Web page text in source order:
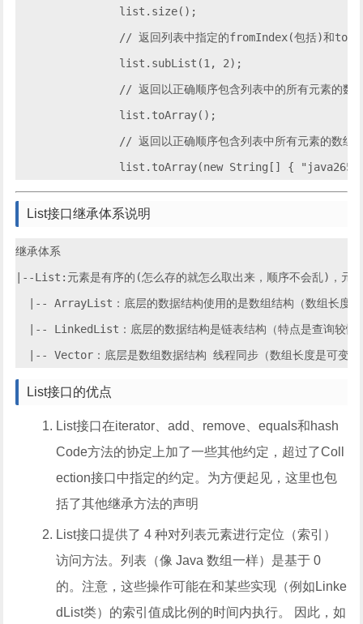
list.toArray(new String[] {
List接口继承体系说明
继承体系
|--List:元素是有序的(怎么存的就怎么取出来，顺序不会乱)，元
|-- ArrayList：底层的数据结构使用的是数组结构（数组长度
|-- LinkedList：底层的数据结构是链表结构（特点是查询较慢
List接口的优点
List接口在iterator、add、remove、equals和hash
Code方法的协定上加了一些其他约定，超过了Coll
ection接口中指定的约定。为方便起见，这里也包
括了其他继承方法的声明
List接口提供了 4 种对列表元素进行定位（索引）
访问方法。列表（像 Java 数组一样）是基于 0
的。注意，这些操作可能在和某些实现（例如Linke
dList类）的索引值成比例的时间内执行。 因此，如